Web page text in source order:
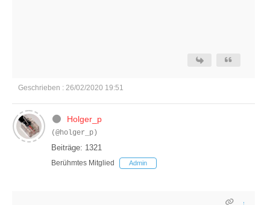
Geschrieben : 26/02/2020 19:51
Holger_p
(@holger_p)
Beiträge: 1321
Berühmtes Mitglied Admin